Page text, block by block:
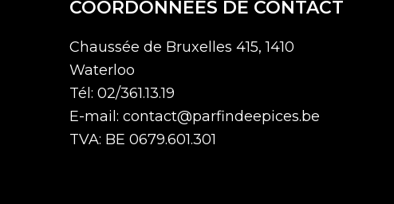
COORDONNÉES DE CONTACT
Chaussée de Bruxelles 415, 1410
Waterloo
Tél: 02/361.13.19
E-mail: contact@parfindeepices.be
TVA: BE 0679.601.301